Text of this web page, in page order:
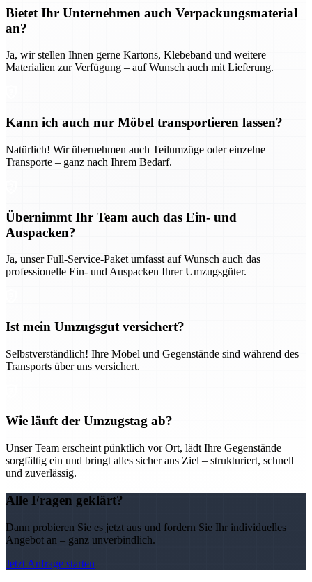
Bietet Ihr Unternehmen auch Verpackungsmaterial
an?
Ja, wir stellen Ihnen gerne Kartons, Klebeband und weitere
Materialien zur Verfügung – auf Wunsch auch mit Lieferung.
Kann ich auch nur Möbel transportieren lassen?
Natürlich! Wir übernehmen auch Teilumzüge oder einzelne
Transporte – ganz nach Ihrem Bedarf.
Übernimmt Ihr Team auch das Ein- und
Auspacken?
Ja, unser Full-Service-Paket umfasst auf Wunsch auch das
professionelle Ein- und Auspacken Ihrer Umzugsgüter.
Ist mein Umzugsgut versichert?
Selbstverständlich! Ihre Möbel und Gegenstände sind während des
Transports über uns versichert.
Wie läuft der Umzugstag ab?
Unser Team erscheint pünktlich vor Ort, lädt Ihre Gegenstände
sorgfältig ein und bringt alles sicher ans Ziel – strukturiert, schnell
und zuverlässig.
Alle Fragen geklärt?
Dann probieren Sie es jetzt aus und fordern Sie Ihr individuelles
Angebot an – ganz unverbindlich.
Jetzt Anfrage starten